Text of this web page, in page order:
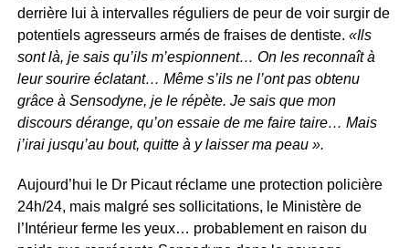
derrière lui à intervalles réguliers de peur de voir surgir de
potentiels agresseurs armés de fraises de dentiste. «Ils
sont là, je sais qu’ils m’espionnent… On les reconnaît à
leur sourire éclatant… Même s’ils ne l’ont pas obtenu
grâce à Sensodyne, je le répète. Je sais que mon
discours dérange, qu’on essaie de me faire taire… Mais
j’irai jusqu’au bout, quitte à y laisser ma peau ».
Aujourd’hui le Dr Picaut réclame une protection policière
24h/24, mais malgré ses sollicitations, le Ministère de
l’Intérieur ferme les yeux… probablement en raison du